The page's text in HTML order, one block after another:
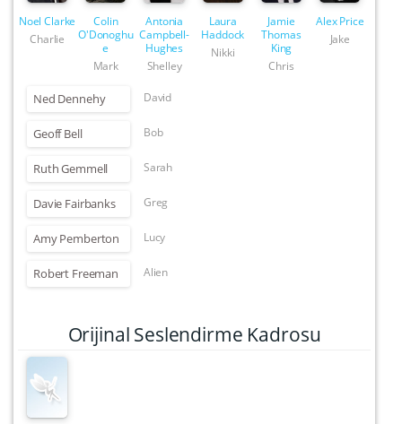
Noel Clarke
Charlie
Colin
O'Donoghu
e
Mark
Antonia
Campbell-
Hughes
Shelley
Laura
Haddock
Nikki
Jamie
Thomas
King
Chris
Alex Price
Jake
Ned Dennehy David
Geoff Bell Bob
Ruth Gemmell Sarah
Davie Fairbanks Greg
Amy Pemberton Lucy
Robert Freeman Alien
Orijinal Seslendirme Kadrosu